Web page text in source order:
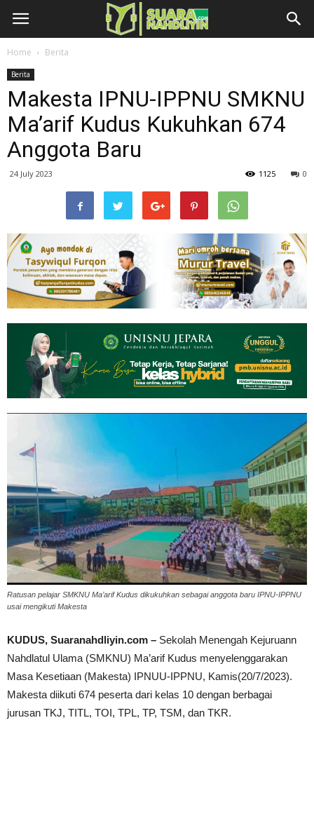
Home Berita
Berita
Makesta IPNU-IPPNU SMKNU
Ma’arif Kudus Kukuhkan 674
Anggota Baru
24 July 2023 0
1125
Ratusan pelajar SMKNU Ma’arif Kudus dikukuhkan sebagai anggota baru IPNU-IPPNU
usai mengikuti Makesta
KUDUS, Suaranahdliyin.com – Sekolah Menengah Kejuruann
Nahdlatul Ulama (SMKNU) Ma’arif Kudus menyelenggarakan
Masa Kesetiaan (Makesta) IPNUU-IPPNU, Kamis(20/7/2023).
Makesta diikuti 674 peserta dari kelas 10 dengan berbagai
jurusan TKJ, TITL, TOI, TPL, TP, TSM, dan TKR.